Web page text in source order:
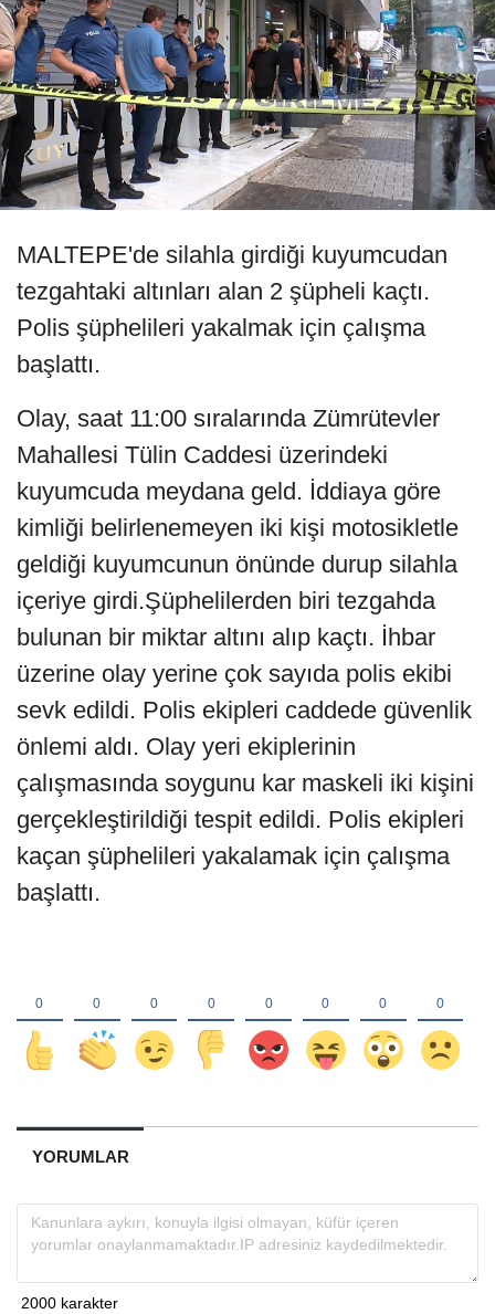
MALTEPE'de silahla girdiği kuyumcudan
tezgahtaki altınları alan 2 şüpheli kaçtı.
Polis şüphelileri yakalmak için çalışma
başlattı.
Olay, saat 11:00 sıralarında Zümrütevler
Mahallesi Tülin Caddesi üzerindeki
kuyumcuda meydana geld. İddiaya göre
kimliği belirlenemeyen iki kişi motosikletle
geldiği kuyumcunun önünde durup silahla
içeriye girdi.Şüphelilerden biri tezgahda
bulunan bir miktar altını alıp kaçtı. İhbar
üzerine olay yerine çok sayıda polis ekibi
sevk edildi. Polis ekipleri caddede güvenlik
önlemi aldı. Olay yeri ekiplerinin
çalışmasında soygunu kar maskeli iki kişini
gerçekleştirildiği tespit edildi. Polis ekipleri
kaçan şüphelileri yakalamak için çalışma
başlattı.
YORUMLAR